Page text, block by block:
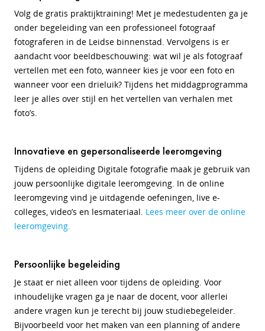
Volg de gratis praktijktraining! Met je medestudenten ga je
onder begeleiding van een professioneel fotograaf
fotograferen in de Leidse binnenstad. Vervolgens is er
aandacht voor beeldbeschouwing: wat wil je als fotograaf
vertellen met een foto, wanneer kies je voor een foto en
wanneer voor een drieluik? Tijdens het middagprogramma
leer je alles over stijl en het vertellen van verhalen met
foto’s.
Innovatieve en gepersonaliseerde leeromgeving
Tijdens de opleiding Digitale fotografie maak je gebruik van
jouw persoonlijke digitale leeromgeving. In de online
leeromgeving vind je uitdagende oefeningen, live e-
colleges, video’s en lesmateriaal. Lees meer over de online
leeromgeving.
Persoonlijke begeleiding
Je staat er niet alleen voor tijdens de opleiding. Voor
inhoudelijke vragen ga je naar de docent, voor allerlei
andere vragen kun je terecht bij jouw studiebegeleider.
Bijvoorbeeld voor het maken van een planning of andere